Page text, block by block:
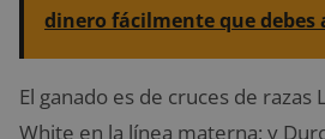
dinero fácilmente que debes
El ganado es de cruces de razas
White en la línea materna; y